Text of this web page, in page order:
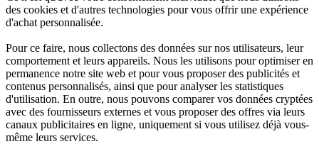
des cookies et d'autres technologies pour vous offrir une expérience
d'achat personnalisée.
Pour ce faire, nous collectons des données sur nos utilisateurs, leur
comportement et leurs appareils. Nous les utilisons pour optimiser en
permanence notre site web et pour vous proposer des publicités et
contenus personnalisés, ainsi que pour analyser les statistiques
d'utilisation. En outre, nous pouvons comparer vos données cryptées
avec des fournisseurs externes et vous proposer des offres via leurs
canaux publicitaires en ligne, uniquement si vous utilisez déjà vous-
même leurs services.